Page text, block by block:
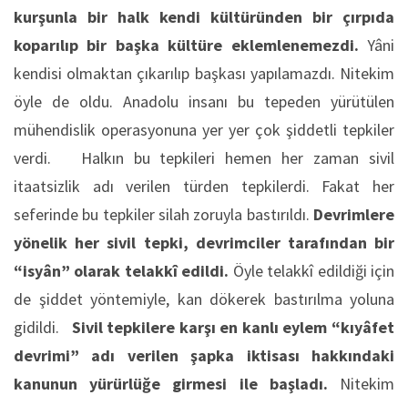
kurşunla bir halk kendi kültüründen bir çırpıda
koparılıp bir başka kültüre eklemlenemezdi. Yâni
kendisi olmaktan çıkarılıp başkası yapılamazdı. Nitekim
öyle de oldu. Anadolu insanı bu tepeden yürütülen
mühendislik operasyonuna yer yer çok şiddetli tepkiler
verdi. Halkın bu tepkileri hemen her zaman sivil
itaatsizlik adı verilen türden tepkilerdi. Fakat her
seferinde bu tepkiler silah zoruyla bastırıldı. Devrimlere
yönelik her sivil tepki, devrimciler tarafından bir
“isyân” olarak telakkî edildi. Öyle telakkî edildiği için
de şiddet yöntemiyle, kan dökerek bastırılma yoluna
gidildi. Sivil tepkilere karşı en kanlı eylem “kıyâfet
devrimi” adı verilen şapka iktisası hakkındaki
kanunun yürürlüğe girmesi ile başladı. Nitekim